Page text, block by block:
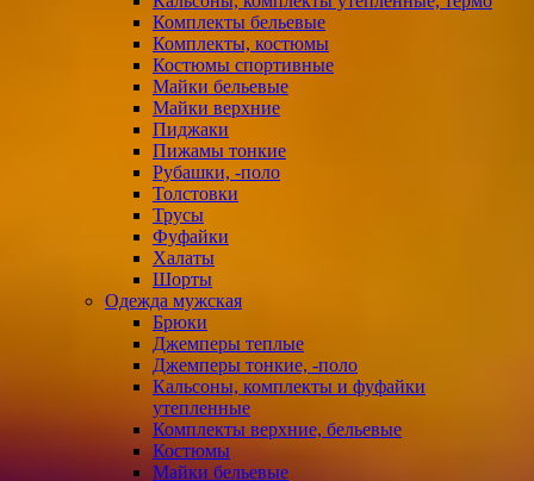
Комплекты бельевые
Комплекты, костюмы
Костюмы спортивные
Майки бельевые
Майки верхние
Пиджаки
Пижамы тонкие
Рубашки, -поло
Толстовки
Трусы
Фуфайки
Халаты
Шорты
Одежда мужская
Брюки
Джемперы теплые
Джемперы тонкие, -поло
Кальсоны, комплекты и фуфайки
утепленные
Комплекты верхние, бельевые
Костюмы
Майки бельевые